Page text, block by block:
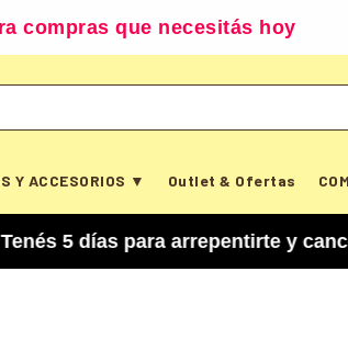
compras que necesitás hoy
Y ACCESORIOS ▼ Outlet & Ofertas
para arrepentirte y cancelar